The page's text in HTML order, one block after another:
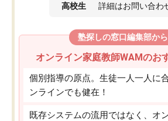
高校生 詳細はお問い合わ
塾探しの窓口編集部か
オンライン家庭教師WAMのお
個別指導の原点。生徒一人一人に
ンラインでも健在！
既存システムの流用ではなく、オ